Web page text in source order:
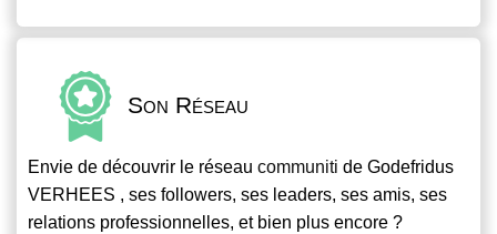
Son Réseau
Envie de découvrir le réseau communiti de Godefridus
VERHEES , ses followers, ses leaders, ses amis, ses
relations professionnelles, et bien plus encore ?